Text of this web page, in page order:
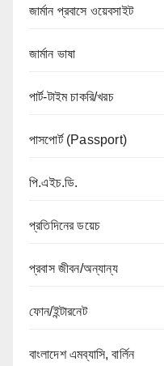
জার্মান প্রবাসে ওয়েবসাইট
জার্মান ভাষা
পার্ট-টাইম চাকরি/খরচ
পাসপোর্ট (Passport)
পি.এইচ.ডি.
প্রতিদিনের ডয়েচ
প্রবাস জীবন/অন্যান্য
ফোন/ইন্টারনেট
বাংলাদেশ এমব্যাসি, বার্লিন